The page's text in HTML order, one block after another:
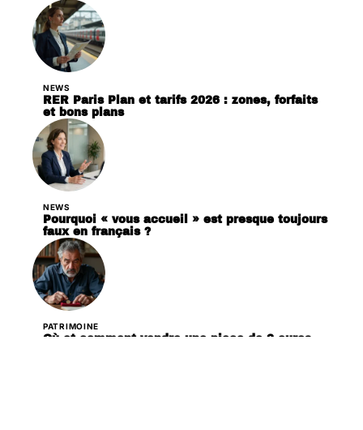
NEWS
RER Paris Plan et tarifs 2026 : zones, forfaits
et bons plans
NEWS
Pourquoi « vous accueil » est presque toujours
faux en français ?
PATRIMOINE
Où et comment vendre une piece de 2 euros